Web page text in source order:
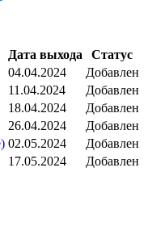
Дата выхода
Статус
04.04.2024
Добавлен
11.04.2024
Добавлен
18.04.2024
Добавлен
26.04.2024
Добавлен
02.05.2024
Добавлен
17.05.2024 Добавлен